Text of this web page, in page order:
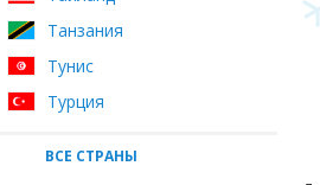
Танзания
Тунис
Турция
ВСЕ СТРАНЫ